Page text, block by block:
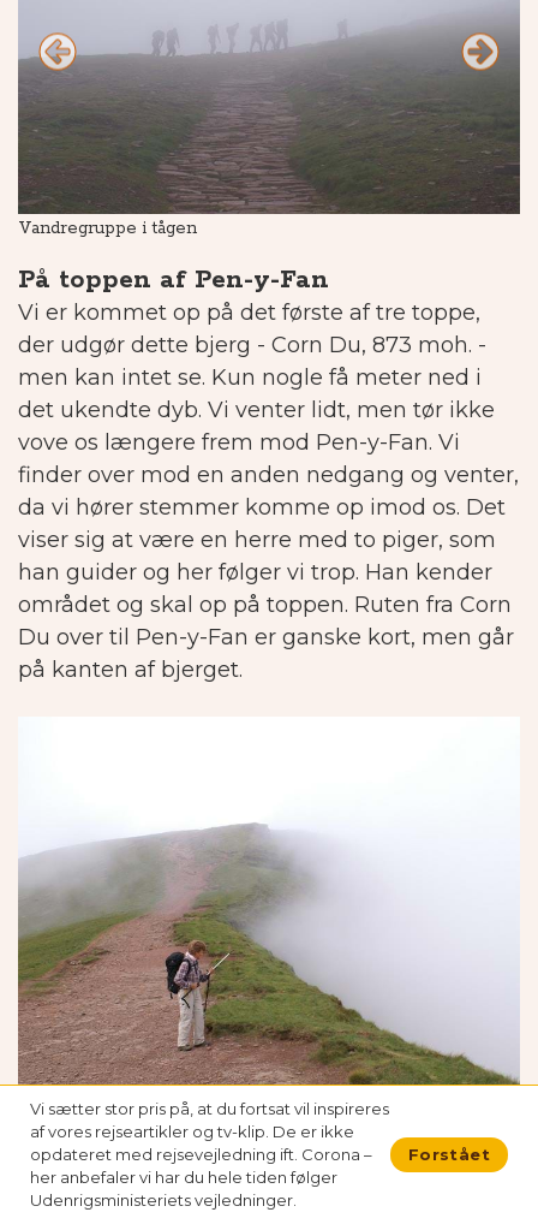
Vandregruppe i tågen
På toppen af Pen-y-Fan
Vi er kommet op på det første af tre toppe,
der udgør dette bjerg - Corn Du, 873 moh. -
men kan intet se. Kun nogle få meter ned i
det ukendte dyb. Vi venter lidt, men tør ikke
vove os længere frem mod Pen-y-Fan. Vi
finder over mod en anden nedgang og venter,
da vi hører stemmer komme op imod os. Det
viser sig at være en herre med to piger, som
han guider og her følger vi trop. Han kender
området og skal op på toppen. Ruten fra Corn
Du over til Pen-y-Fan er ganske kort, men går
på kanten af bjerget.
I sikker afstand fra klippesiden
Efter nogle få hundrede meter i tågen er vi på
toppen. Tågen letter lidt og da vi har fået et
Vi sætter stor pris på, at du fortsat vil inspireres
af vores rejseartikler og tv-klip. De er ikke
opdateret med rejsevejledning ift. Corona –
her anbefaler vi har du hele tiden følger
Udenrigsministeriets vejledninger.
Forstået